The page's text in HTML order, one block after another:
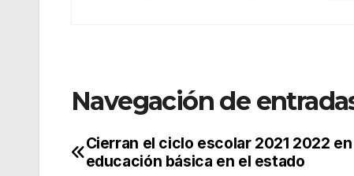
Navegación de
Cierran el ciclo escolar 2021 2022 en
educación básica en el estado